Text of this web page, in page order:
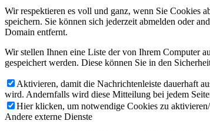
Wir respektieren es voll und ganz, wenn Sie Cookies
speichern. Sie können sich jederzeit abmelden oder
Domain entfernt.
Wir stellen Ihnen eine Liste der von Ihrem Computer
gespeichert werden. Diese können Sie in den
Aktivieren, damit die Nachrichtenleiste dauerhaft
wird. Andernfalls wird diese Mitteilung bei jedem
Hier klicken, um notwendige Cookies zu
Andere externe Dienste